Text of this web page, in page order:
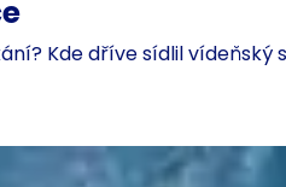
Kde dříve sídlil vídeňský